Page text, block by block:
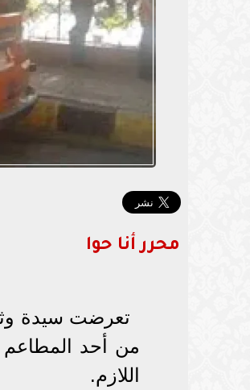
محرر أنا حوا
تعرضت سيدة
من أحد
اللازم.